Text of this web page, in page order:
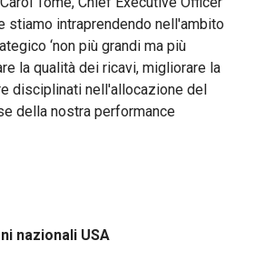
stiamo intraprendendo nell'ambito
‘non più grandi ma più
la qualità dei ricavi, migliorare la
disciplinati nell'allocazione del
della nostra performance
nazionali USA